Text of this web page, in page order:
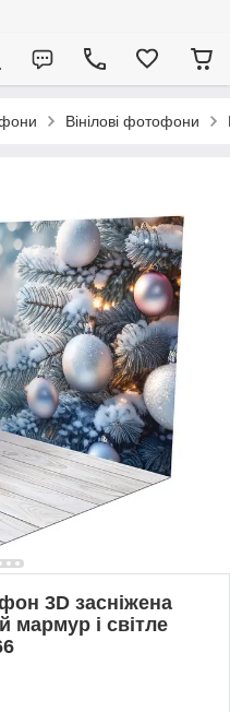
Вінілові фотофони
3D засніжена
мармур і світле